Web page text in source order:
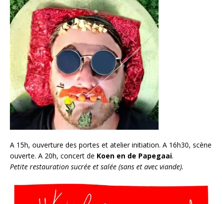
A 15h, ouverture des portes et atelier initiation. A 16h30, scène
ouverte. A 20h, concert de Koen en de Papegaai.
Petite restauration sucrée et salée (sans et avec viande).